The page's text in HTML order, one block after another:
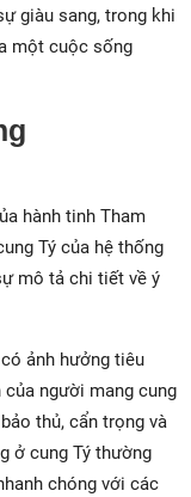
giàu sang, trong khi
một cuộc sống
hành tinh Tham
Tý của hệ thống
mô tả chi tiết về ý
ảnh hưởng tiêu
người mang cung
thủ, cẩn trọng và
ở cung Tý thường
chóng với các